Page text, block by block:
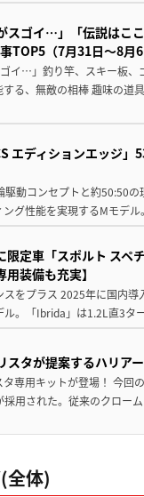
スゴイ…」「伝説はこ
TOP5（7月31日〜8月6
イ…」釣り竿、スキー板、
る、無敵の相棒 趣味の道
エディションエッジ
動コンセプトと約50:50
ング性能を実現するMモデ
限定車「スポルト スペ
装備も充実】
をプラス 2025年に国内
ル。「Ibrida」は1.2L直3タ
タが提案するハリア
専用キットが登場！ 今回
用された。従来のクロー
全体)